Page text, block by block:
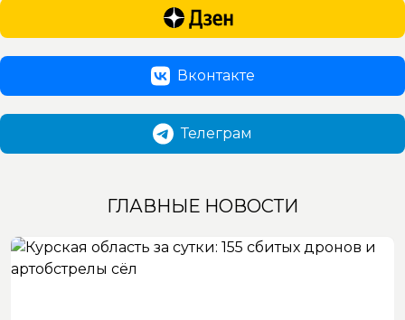
Вконтакте
Телеграм
ГЛАВНЫЕ НОВОСТИ